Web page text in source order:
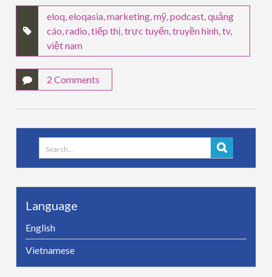
eloq,eloqasia,marketing,mỹ,podcast,quảng
cáo,radio,tiếp thị,trực tuyến,truyền hình,tv,
việt nam
2 Comments
Search
for:
Language
English
Vietnamese